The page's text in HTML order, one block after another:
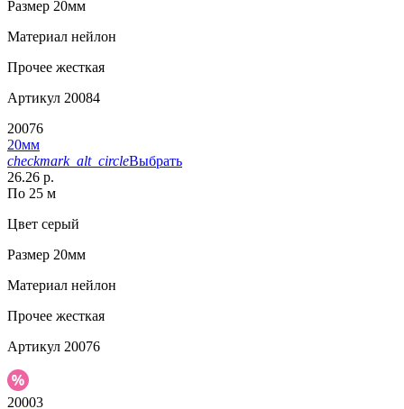
Размер 20мм
Материал нейлон
Прочее жесткая
Артикул 20084
20076
20мм
checkmark_alt_circleВыбрать
26.26 р.
По 25 м
Цвет серый
Размер 20мм
Материал нейлон
Прочее жесткая
Артикул 20076
20003